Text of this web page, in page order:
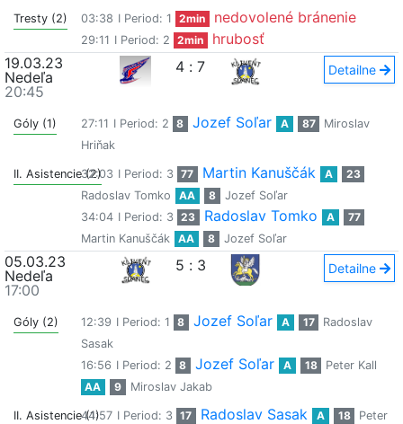
Tresty (2) 03:38 I Period: 1 2min nedovolené bránenie
29:11 I Period: 2 2min
hrubosť
19.03.23
Nedeľa
20:45
4 : 7 Detailne
Góly (1) 27:11 I Period: 2 8 Jozef Soľar A 87
Miroslav
Hriňak
II. Asistencie (2)
32:03 I Period: 3 77 Martin Kanuščák A
23
Radoslav Tomko
AA 8
Jozef Soľar
34:04 I Period: 3 23 Radoslav Tomko A
77
Martin Kanuščák
AA 8 Jozef Soľar
05.03.23
Nedeľa
17:00
5 : 3 Detailne
Góly (2) 12:39 I Period: 1 8 Jozef Soľar A 17
Radoslav
Sasak
16:56 I Period: 2 8 Jozef Soľar A 18
Peter Kall
AA
9 Miroslav Jakab
II. Asistencie (1)
44:57 I Period: 3 17 Radoslav Sasak A 18
Peter